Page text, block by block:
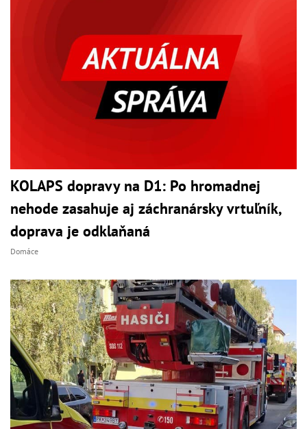
KOLAPS dopravy na D1: Po hromadnej
nehode zasahuje aj záchranársky vrtuľník,
doprava je odklaňaná
Domáce